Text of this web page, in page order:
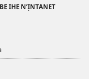
IHE N’ỊNTANET